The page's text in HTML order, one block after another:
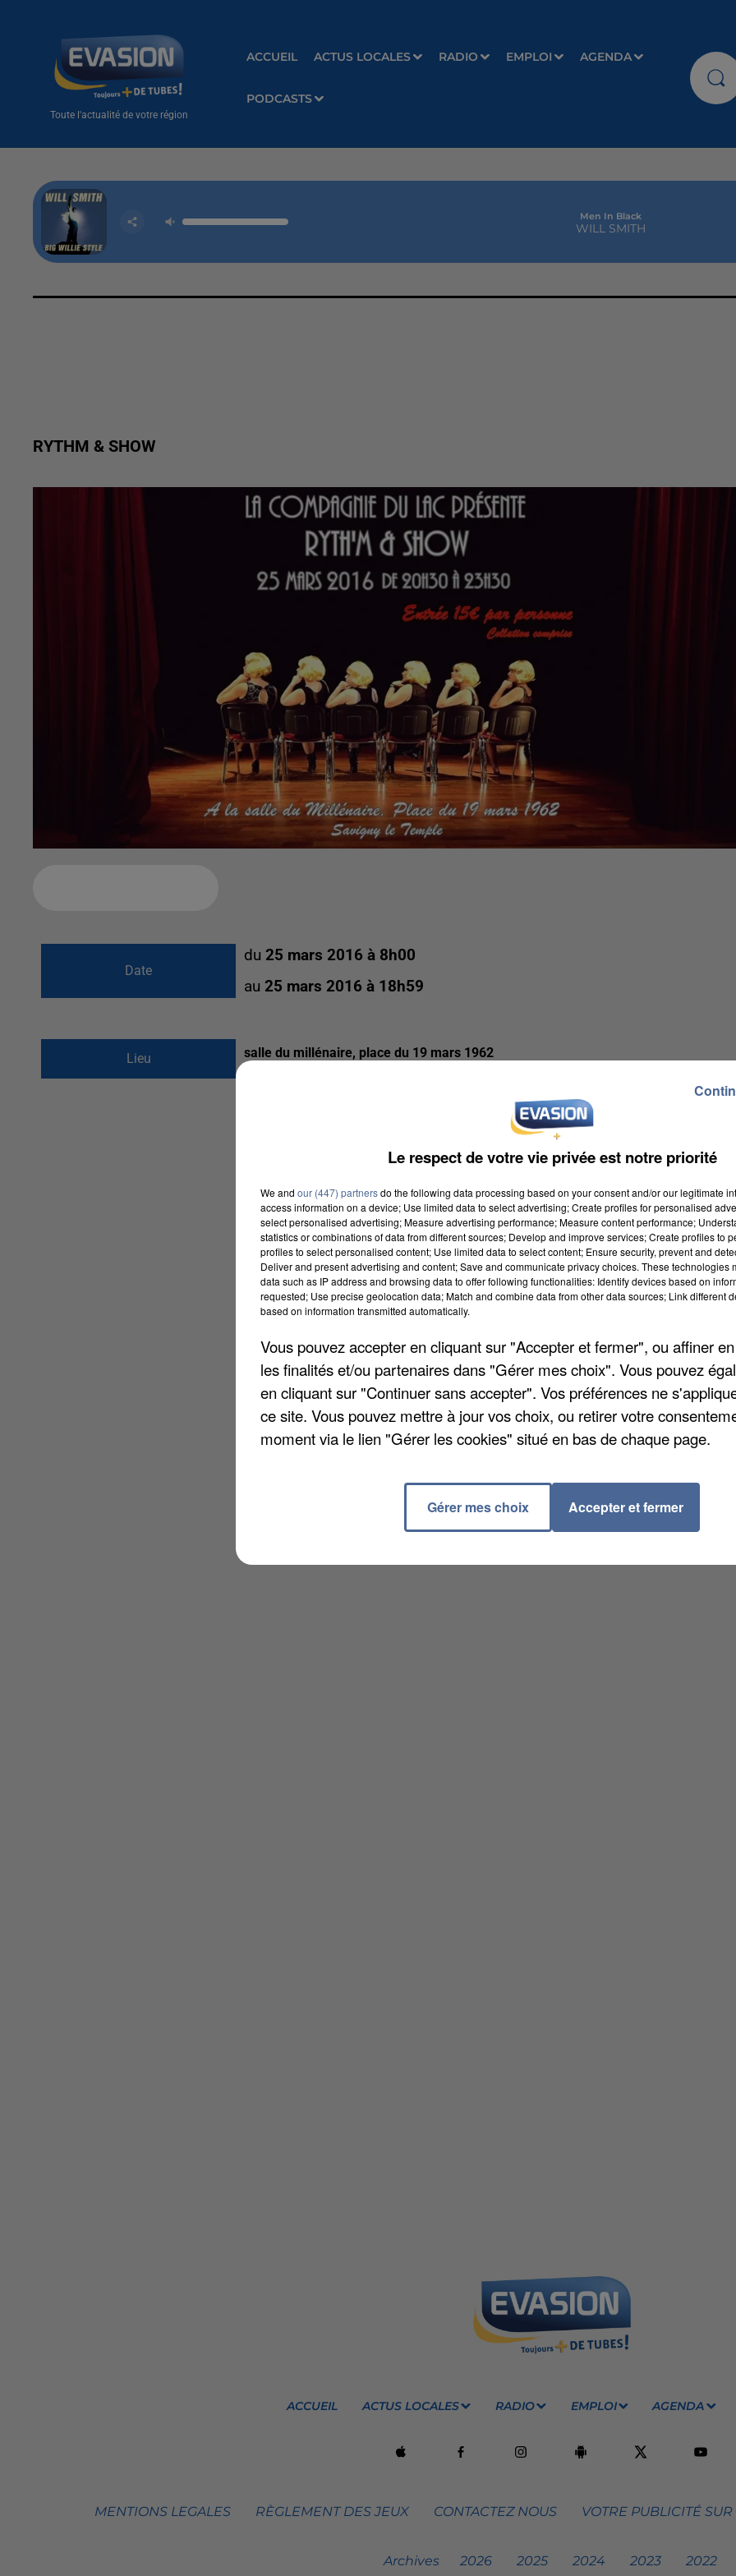
Toute l'actualité de votre région
ACCUEIL ACTUS LOCALES RADIO EMPLOI AGENDA
PODCASTS
Men In Black
WILL SMITH
RYTHM & SHOW
Date
du25 mars 2016 à 8h00
au25 mars 2016 à 18h59
Lieu
salle du millénaire, place du 19 mars 1962
ACCUEIL ACTUS LOCALES RADIO EMPLOI AGENDA
MENTIONS LEGALES RÈGLEMENT DES JEUX CONTACTEZ NOUS VOTRE PUBLICITÉ
Archives 2026 2025 2024 2023 2022
Le respect de votre vie privée est notre priorité
We and our (447) partnersdo the following data processing based on your consent and/or our legitimate
access information on a device; Use limited data to select advertising; Create profiles for personalised
select personalised advertising; Measure advertising performance; Measure content performance;
statistics or combinations of data from different sources; Develop and improve services; Create profiles to
profiles to select personalised content; Use limited data to select content; Ensure security, prevent and
Deliver and present advertising and content; Save and communicate privacy choices. These technologies
data such as IP address and browsing data to offer following functionalities: Identify devices based on
requested; Use precise geolocation data; Match and combine data from other data sources; Link different
based on information transmitted automatically.
Vous pouvez accepter en cliquant sur "Accepter et fermer", ou affiner
les finalités et/ou partenaires dans "Gérer mes choix". Vous pouvez
en cliquant sur "Continuer sans accepter". Vos préférences ne
ce site. Vous pouvez mettre à jour vos choix, ou retirer votre
moment via le lien "Gérer les cookies" situé en bas de chaque page.
Gérer mes choix Accepter et fermer